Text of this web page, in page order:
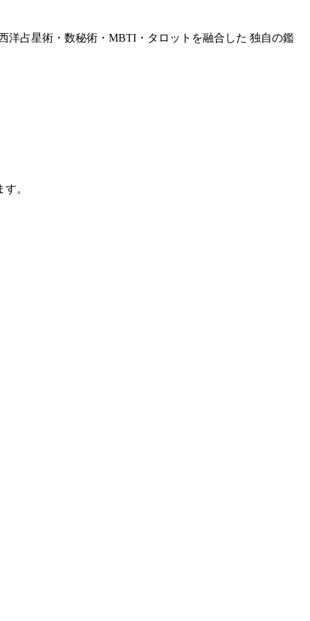
洋占星術・数秘術・MBTI・タロットを融合した 独自の鑑
。